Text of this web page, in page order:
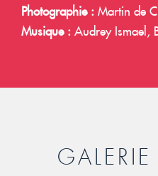
Photographie : Martin de
Musique : Audrey Ismael,